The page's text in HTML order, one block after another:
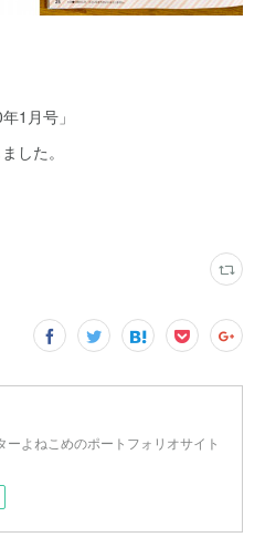
1月号」
した。
ーよねこめのポートフォリオサイト